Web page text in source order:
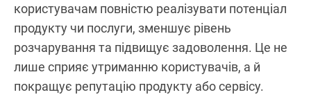
користувачам повністю реалізувати потенціал
продукту чи послуги, зменшує рівень
розчарування та підвищує задоволення. Це не
лише сприяє утриманню користувачів, а й
покращує репутацію продукту або сервісу.